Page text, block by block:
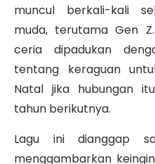
muncul berkali-kali
muda, terutama Gen
ceria dipadukan
tentang keraguan
Natal jika hubungan
tahun berikutnya.
Lagu ini dianggap
menggambarkan